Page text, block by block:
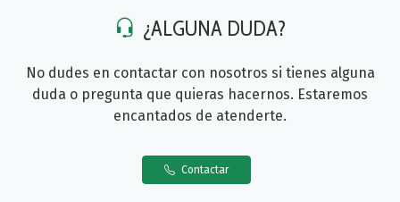
¿ALGUNA DUDA?
No dudes en contactar con nosotros si tienes alguna
duda o pregunta que quieras hacernos. Estaremos
encantados de atenderte.
Contactar